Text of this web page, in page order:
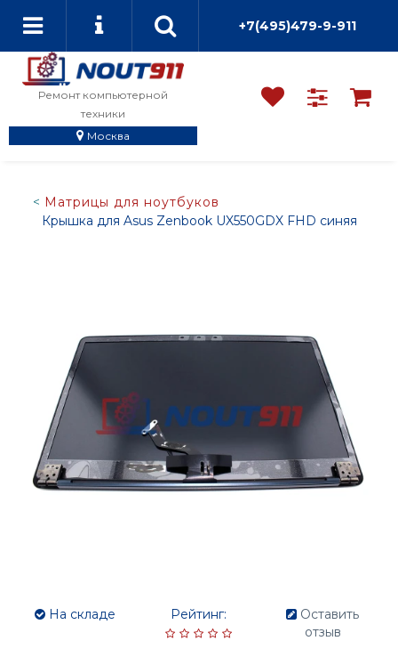
+7(495)479-9-911
Ремонт компьютерной
техники
Москва
Матрицы для ноутбуков
Крышка для Asus Zenbook UX550GDX FHD синяя
На складе Рейтинг:
Оставить
отзыв